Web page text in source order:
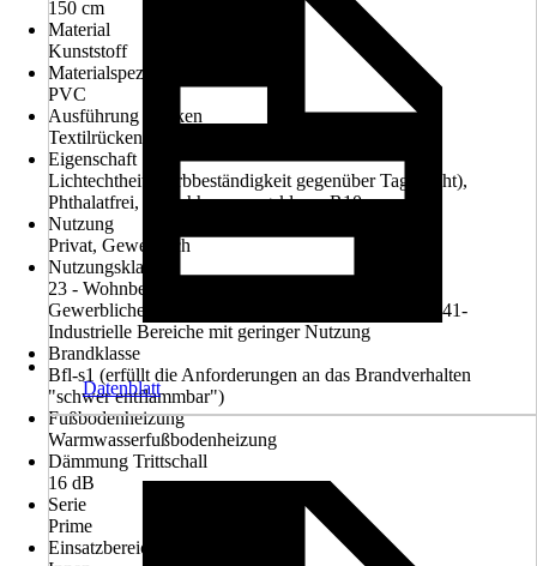
150 cm
Material
Kunststoff
Materialspezifizierung
PVC
Ausführung Rücken
Textilrücken
Eigenschaft
Lichtechtheit (Farbbeständigkeit gegenüber Tageslicht),
Phthalatfrei, Rutschhemmungsklasse R10
Nutzung
Privat, Gewerblich
Nutzungsklasse
23 - Wohnbereiche mit intensiver Nutzung, 32 -
Gewerbliche/Objektbereiche mit mittlerem Verkehr, 41-
Industrielle Bereiche mit geringer Nutzung
Brandklasse
Bfl-s1 (erfüllt die Anforderungen an das Brandverhalten
"schwer entflammbar")
Fußbodenheizung
Warmwasserfußbodenheizung
Dämmung Trittschall
16 dB
Serie
Prime
Einsatzbereich
Datenblatt